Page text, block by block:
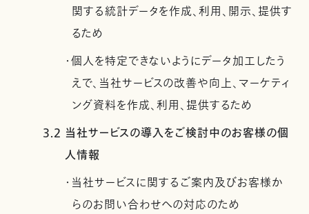
関する統計データを作成、利用、開示、提供す
るため
・個人を特定できないようにデータ加工したう
えで、当社サービスの改善や向上、マーケティ
ング資料を作成、利用、提供するため
3.2 当社サービスの導入をご検討中のお客様の個
人情報
・当社サービスに関するご案内及びお客様か
らのお問い合わせへの対応のため